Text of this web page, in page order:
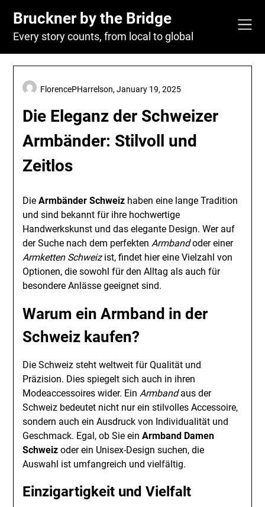
content
Bruckner by the Bridge
Every story counts, from local to global
Die Eleganz der Schweizer
Armbänder: Stilvoll und
Zeitlos
FlorencePHarrelson,January 19, 2025
DieArmbänder Schweiz haben eine lange Tradition
und sind bekannt für ihre hochwertige
Handwerkskunst und das elegante Design. Wer auf
der Suche nach dem perfektenArmbandoder einer
Armketten Schweizist, findet hier eine Vielzahl von
Optionen, die sowohl für den Alltag als auch für
besondere Anlässe geeignet sind.
Warum ein Armband in der
Schweiz kaufen?
Die Schweiz steht weltweit für Qualität und
Präzision. Dies spiegelt sich auch in ihren
Modeaccessoires wider. EinArmbandaus der
Schweiz bedeutet nicht nur ein stilvolles Accessoire,
sondern auch ein Ausdruck von Individualität und
Geschmack. Egal, ob Sie einArmband Damen
Schweiz oder ein Unisex-Design suchen, die
Auswahl ist umfangreich und vielfältig.
Einzigartigkeit und Vielfalt